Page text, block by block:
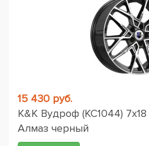
15 430 руб.
K&K Вудроф (КС1044)
Алмаз черный